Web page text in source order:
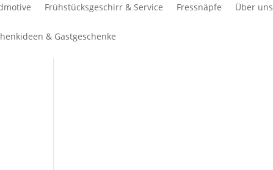
Frühstücksgeschirr & Service Fressnäpfe Über uns
& Gastgeschenke